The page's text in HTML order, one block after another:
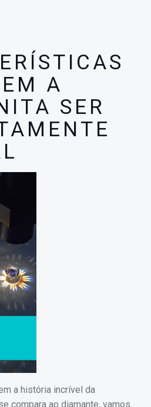
A
SER
a história incrível da
compara ao diamante, vamos